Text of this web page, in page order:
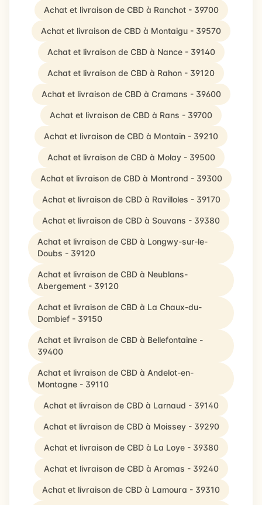
Achat et livraison de CBD à Ranchot - 39700
Achat et livraison de CBD à Montaigu - 39570
Achat et livraison de CBD à Nance - 39140
Achat et livraison de CBD à Rahon - 39120
Achat et livraison de CBD à Cramans - 39600
Achat et livraison de CBD à Rans - 39700
Achat et livraison de CBD à Montain - 39210
Achat et livraison de CBD à Molay - 39500
Achat et livraison de CBD à Montrond - 39300
Achat et livraison de CBD à Ravilloles - 39170
Achat et livraison de CBD à Souvans - 39380
Achat et livraison de CBD à Longwy-sur-le-
Doubs - 39120
Achat et livraison de CBD à Neublans-
Abergement - 39120
Achat et livraison de CBD à La Chaux-du-
Dombief - 39150
Achat et livraison de CBD à Bellefontaine -
39400
Achat et livraison de CBD à Andelot-en-
Montagne - 39110
Achat et livraison de CBD à Larnaud - 39140
Achat et livraison de CBD à Moissey - 39290
Achat et livraison de CBD à La Loye - 39380
Achat et livraison de CBD à Aromas - 39240
Achat et livraison de CBD à Lamoura - 39310